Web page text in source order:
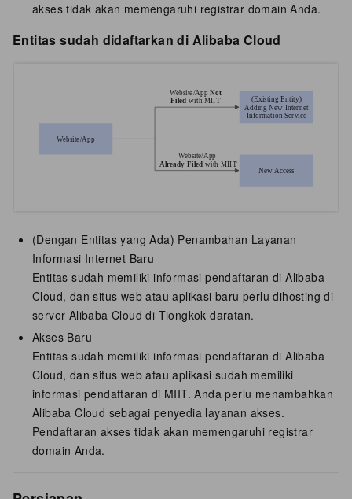
akses tidak akan memengaruhi registrar domain Anda.
Entitas sudah didaftarkan di Alibaba Cloud
(Dengan Entitas yang Ada) Penambahan Layanan
Informasi Internet Baru
Entitas sudah memiliki informasi pendaftaran di Alibaba
Cloud, dan situs web atau aplikasi baru perlu dihosting di
server Alibaba Cloud di Tiongkok daratan.
Akses Baru
Entitas sudah memiliki informasi pendaftaran di Alibaba
Cloud, dan situs web atau aplikasi sudah memiliki
informasi pendaftaran di MIIT. Anda perlu menambahkan
Alibaba Cloud sebagai penyedia layanan akses.
Pendaftaran akses tidak akan memengaruhi registrar
domain Anda.